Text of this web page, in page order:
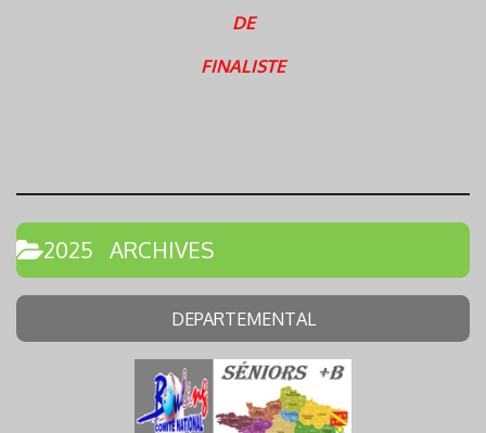
DE
FINALISTE
2025 ARCHIVES
DEPARTEMENTAL